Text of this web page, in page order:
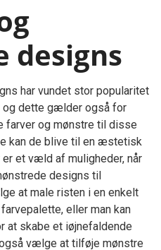
designs
har vundet stor popularitet
og dette gælder også for
farver og mønstre til disse
kan de blive til en æstetisk
et væld af muligheder, når
designs til
at male risten i en enkelt
eller man kan
skabe et iøjnefaldende
vælge at tilføje mønstre